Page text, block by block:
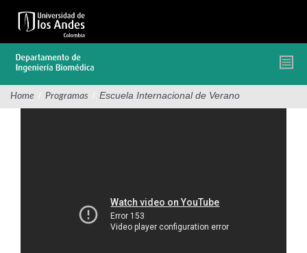
contenido
Home / Programas / Escuela Internacional de Verano